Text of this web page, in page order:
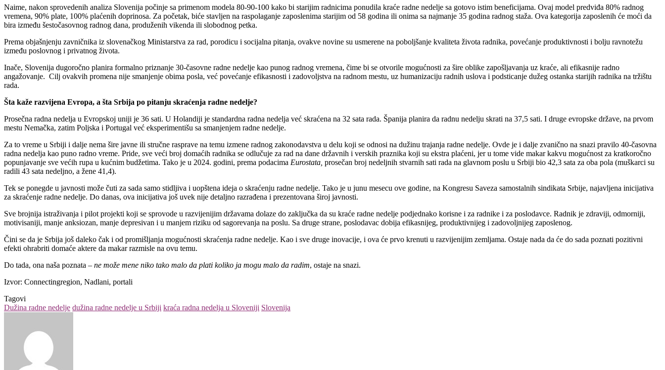
Naime, nakon sprovedenih analiza Slovenija počinje sa primenom modela 80-90-100 kako bi starijim radnicima ponudila kraće radne nedelje sa gotovo istim beneficijama. Ovaj model predviđa 80% radnog
vremena, 90% plate, 100% plaćenih doprinosa. Za početak, biće stavljen na raspolaganje zaposlenima starijim od 58 godina ili onima sa najmanje 35 godina radnog staža. Ova kategorija zaposlenih će moći da
bira između šestočasovnog radnog dana, produženih vikenda ili slobodnog petka.
Prema objašnjenju zavničnika iz slovenačkog Ministarstva za rad, porodicu i socijalna pitanja, ovakve novine su usmerene na poboljšanje kvaliteta života radnika, povećanje produktivnosti i bolju ravnotežu
između poslovnog i privatnog života.
Inače, Slovenija dugoročno planira formalno priznanje 30-časovne radne nedelje kao punog radnog vremena, čime bi se otvorile mogućnosti za šire oblike zapošljavanja uz kraće, ali efikasnije radno
angažovanje. Cilj ovakvih promena nije smanjenje obima posla, već povećanje efikasnosti i zadovoljstva na radnom mestu, uz humanizaciju radnih uslova i podsticanje dužeg ostanka starijih radnika na tržištu
rada.
Šta kaže razvijena Evropa, a šta Srbija po pitanju skraćenja radne nedelje?
Prosečna radna nedelja u Evropskoj uniji je 36 sati. U Holandiji je standardna radna nedelja već skraćena na 32 sata rada. Španija planira da radnu nedelju skrati na 37,5 sati. I druge evropske države, na prvom
mestu Nemačka, zatim Poljska i Portugal već eksperimentišu sa smanjenjem radne nedelje.
Za to vreme u Srbiji i dalje nema šire javne ili stručne rasprave na temu izmene radnog zakonodavstva u delu koji se odnosi na dužinu trajanja radne nedelje. Ovde je i dalje zvanično na snazi pravilo 40-časovna
radna nedelja kao puno radno vreme. Pride, sve veći broj domaćih radnika se odlučuje za rad na dane državnih i verskih praznika koji su ekstra plaćeni, jer u tome vide makar kakvu mogućnost za kratkoročno
popunjavanje sve većih rupa u kućnim budžetima. Tako je u 2024. godini, prema podacima Eurostata, prosečan broj nedeljnih stvarnih sati rada na glavnom poslu u Srbiji bio 42,3 sata za oba pola (muškarci su
radili 43 sata nedeljno, a žene 41,4).
Tek se ponegde u javnosti može čuti za sada samo stidljiva i uopštena ideja o skraćenju radne nedelje. Tako je u junu mesecu ove godine, na Kongresu Saveza samostalnih sindikata Srbije, najavljena inicijativa
za skraćenje radne nedelje. Do danas, ova inicijativa još uvek nije detaljno razrađena i prezentovana široj javnosti.
Sve brojnija istraživanja i pilot projekti koji se sprovode u razvijenijim državama dolaze do zaključka da su kraće radne nedelje podjednako korisne i za radnike i za poslodavce. Radnik je zdraviji, odmorniji,
motivisaniji, manje anksiozan, manje depresivan i u manjem riziku od sagorevanja na poslu. Sa druge strane, poslodavac dobija efikasnijeg, produktivnijeg i zadovoljnijeg zaposlenog.
Čini se da je Srbija još daleko čak i od promišljanja mogućnosti skraćenja radne nedelje. Kao i sve druge inovacije, i ova će prvo krenuti u razvijenijim zemljama. Ostaje nada da će do sada poznati pozitivni
efekti ohrabriti domaće aktere da makar razmisle na ovu temu.
Do tada, ona naša poznata – ne može mene niko tako malo da plati koliko ja mogu malo da radim, ostaje na snazi.
Izvor: Connectingregion, Nadlani, portali
Tagovi
Dužina radne nedelje dužina radne nedelje u Srbiji kraća radna nedelja u Sloveniji Slovenija